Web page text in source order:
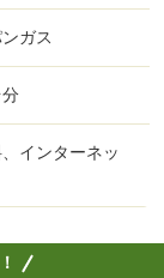
ガス
インターネッ